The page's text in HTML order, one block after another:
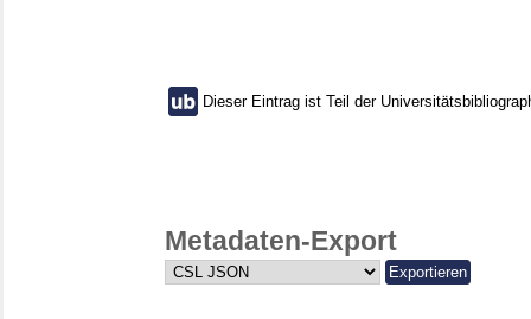
Dieser Eintrag ist Teil der
Metadaten-Export